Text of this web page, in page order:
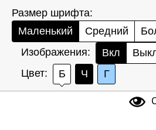
Размер шрифта:
Маленький
Средний
Изображения:
Вкл
Цвет:
Б Ч Г